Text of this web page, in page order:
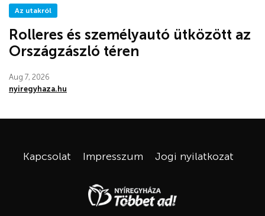
Az utakról
Rolleres és személyautó ütközött az
Országzászló téren
Aug 7, 2026
nyiregyhaza.hu
Kapcsolat Impresszum Jogi nyilatkozat